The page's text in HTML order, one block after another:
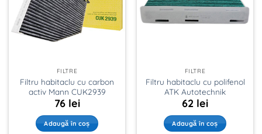
FILTRE
Filtru habitaclu cu carbon
activ Mann CUK2939
76 lei
Adaugă în coș
FILTRE
Filtru habitaclu cu polifenol
ATK Autotechnik
62 lei
Adaugă în coș